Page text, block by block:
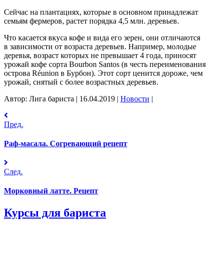
Сейчас на плантациях, которые в основном принадлежат
семьям фермеров, растет порядка 4,5 млн. деревьев.
Что касается вкуса кофе и вида его зерен, они отличаются
в зависимости от возраста деревьев. Например, молодые
деревья, возраст которых не превышает 4 года, приносят
урожай кофе сорта Bourbon Santos (в честь переименования
острова Réunion в Бурбон). Этот сорт ценится дороже, чем
урожай, снятый с более возрастных деревьев.
Автор: Лига бариста | 16.04.2019 | Новости |
Пред.
Раф-масала. Согревающий рецепт
След.
Морковный латте. Рецепт
Курсы для бариста